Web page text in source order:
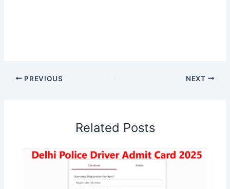
PREVIOUS NEXT
Related Posts